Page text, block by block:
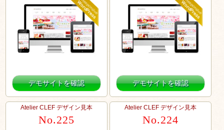
デモサイトを確認 デモサイトを確認
Atelier CLEF デザイン見本
No.225
Atelier CLEF デザイン見本
No.224